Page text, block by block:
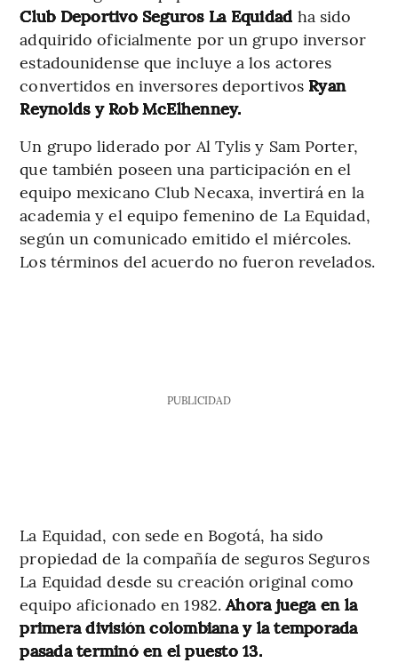
Club Deportivo Seguros La Equidad ha sido
adquirido oficialmente por un grupo inversor
estadounidense que incluye a los actores
convertidos en inversores deportivos Ryan
Reynolds y Rob McElhenney.
Un grupo liderado por Al Tylis y Sam Porter,
que también poseen una participación en el
equipo mexicano Club Necaxa, invertirá en la
academia y el equipo femenino de La Equidad,
según un comunicado emitido el miércoles.
Los términos del acuerdo no fueron revelados.
PUBLICIDAD
La Equidad, con sede en Bogotá, ha sido
propiedad de la compañía de seguros Seguros
La Equidad desde su creación original como
equipo aficionado en 1982.Ahora juega en la
primera división colombiana y la temporada
pasada terminó en el puesto 13.